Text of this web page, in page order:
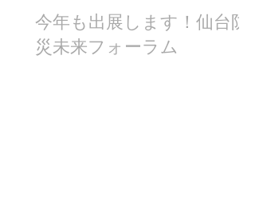
今年も出展します！仙台防
災未来フォーラム